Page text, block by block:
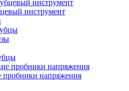
инструмент
пробники напряжения